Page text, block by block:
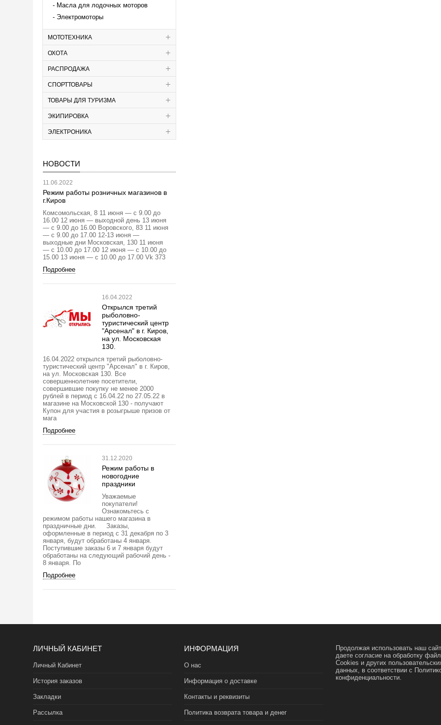
Масла для лодочных моторов
Электромоторы
МОТОТЕХНИКА
ОХОТА
РАСПРОДАЖА
СПОРТТОВАРЫ
ТОВАРЫ ДЛЯ ТУРИЗМА
ЭКИПИРОВКА
ЭЛЕКТРОНИКА
НОВОСТИ
11.06.2022
Режим работы розничных магазинов в
г.Киров
Комсомольская, 8 11 июня — с 9.00 до
16.00 12 июня — выходной день 13 июня
— с 9.00 до 16.00 Воровского, 83 11 июня
— с 9.00 до 17.00 12-13 июня —
выходные дни Московская, 130 11 июня
— с 10.00 до 17.00 12 июня — с 10.00 до
15.00 13 июня — с 10.00 до 17.00 Vk 373
Подробнее
16.04.2022
Открылся третий
рыболовно-
туристический центр
"Арсенал" в г. Киров,
на ул. Московская
130.
16.04.2022 открылся третий рыболовно-
туристический центр "Арсенал" в г. Киров,
на ул. Московская 130. Все
совершеннолетние посетители,
совершившие покупку не менее 2000
рублей в период с 16.04.22 по 27.05.22 в
магазине на Московской 130 - получают
Купон для участия в розыгрыше призов от
мага
Подробнее
31.12.2020
Режим работы в
новогодние
праздники
Уважаемые
покупатели!
Ознакомьтесь с
режимом работы нашего магазина в
праздничные дни. Заказы,
оформленные в период с 31 декабря по 3
января, будут обработаны 4 января.
Поступившие заказы 6 и 7 января будут
обработаны на следующий рабочий день -
8 января. По
Подробнее
ЛИЧНЫЙ КАБИНЕТ
Личный Кабинет
История заказов
Закладки
Рассылка
ИНФОРМАЦИЯ
О нас
Информация о доставке
Контакты и реквизиты
Политика возврата товара и денег
Продолжая использовать наш
даете согласие на обработку
Cookies и других
данных, в соответствии с
конфиденциальности.